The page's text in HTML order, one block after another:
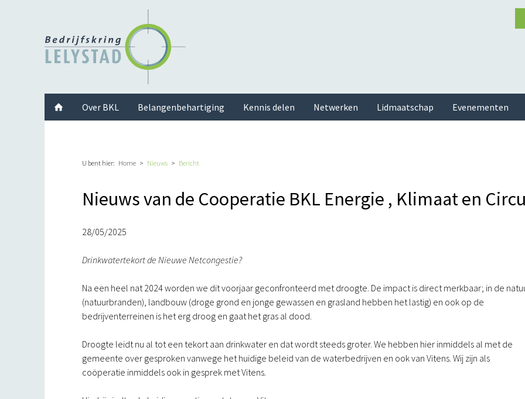
Twitter InstagramLinkedInYoutube
U bent hier: Home Nieuws Bericht
Nieuws van de Cooperatie BKL Energie , Klimaat en
28/05/2025
Drinkwatertekort de Nieuwe Netcongestie?
Na een heel nat 2024 worden we dit voorjaar geconfronteerd met droogte. De impact is direct merkbaar; in de
(natuurbranden), landbouw (droge grond en jonge gewassen en grasland hebben het lastig) en ook op de
bedrijventerreinen is het erg droog en gaat het gras al dood.
Droogte leidt nu al tot een tekort aan drinkwater en dat wordt steeds groter. We hebben hier inmiddels al met de
gemeente over gesproken vanwege het huidige beleid van de waterbedrijven en ook van Vitens. Wij zijn als
coöperatie inmiddels ook in gesprek met Vitens.
Over BKL Belangenbehartiging Kennis delen Netwerken Lidmaatschap Evenementen